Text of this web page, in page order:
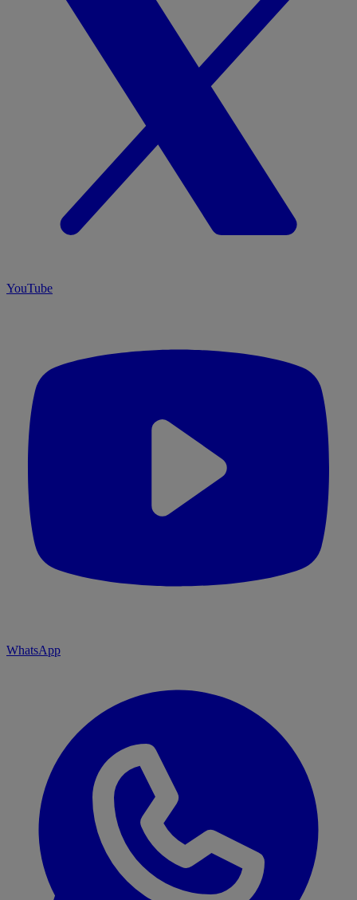
YouTube
WhatsApp